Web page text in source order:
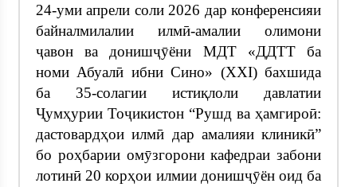
24-уми апрели соли 2026 дар конференсияи
байналмилалии илмӣ-амалии олимони
ҷавон ва донишҷӯёни МДТ «ДДТТ ба
номи Абуалӣ ибни Сино» (XXI) бахшида
ба 35-солагии истиқлоли давлатии
Ҷумҳурии Тоҷикистон “Рушд ва ҳамгироӣ:
дастовардҳои илмӣ дар амалияи клиникӣ”
бо роҳбарии омӯзгорони кафедраи забони
лотинӣ 20 корҳои илмии донишҷӯён оид ба